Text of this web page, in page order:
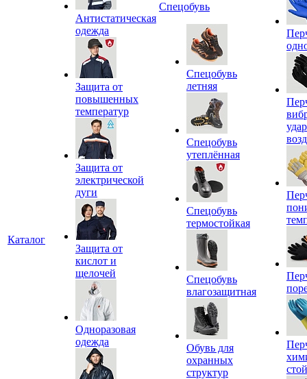
Каталог
Антистатическая
одежда
Защита от
повышенных
температур
Защита от
электрической
дуги
Защита от
кислот и
щелочей
Одноразовая
одежда
Спецобувь
Спецобувь
летняя
Спецобувь
утеплённая
Спецобувь
термостойкая
Спецобувь
влагозащитная
Обувь для
охранных
структур